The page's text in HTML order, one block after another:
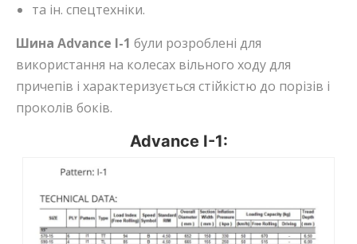
та ін. спецтехніки.
Шина Advance I-1 були розроблені для
використання на колесах вільного ходу для
причепів і характеризується стійкістю до порізів і
проколів боків.
Advance I-1: